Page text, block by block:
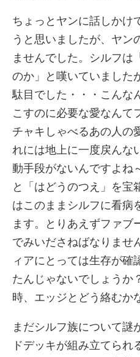
ちょっとヤンに話しかけ
うと思いましたが、ヤン
ませんでした。シルフは
のか」と嘆いていました
駄目でした・・・こんな
こすのに必要な愛なんて
チャキしゃべるあの人の
れには地上に一度戻んな
動手段がないんですよね
と「はどうのつえ」を宝
はこのままシルフに看病
ます。とりあえずファブ
でみいださねばなりませ
ィアにとっては生存が確
たんじゃないでしょうか
時、エッジとどう絡むか
まだシルフ族について謎
ドデッキが組み立てら